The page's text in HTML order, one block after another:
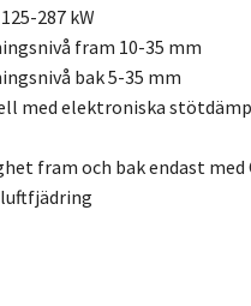
287 kW
fram 10-35 mm
bak 5-35 mm
med elektroniska
fram och bak endast med